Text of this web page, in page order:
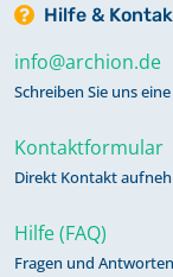
Hilfe &
info@archion.de
Schreiben Sie uns
Kontaktformular
Direkt Kontakt
Hilfe (FAQ)
Fragen und Antworten